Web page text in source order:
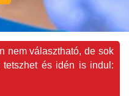
nem választható, de sok
tetszhet és idén is indul: